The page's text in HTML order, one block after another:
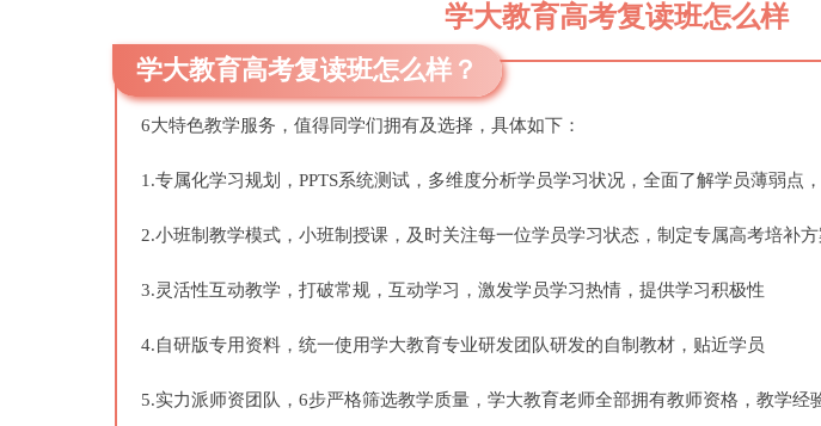
学大教育高考复读班怎么样
学大教育高考复读班怎么样？
6大特色教学服务，值得同学们拥有及选择，具体如下：
1.专属化学习规划，PPTS系统测试，多维度分析学员学习状况，全面了解学员薄弱点
2.小班制教学模式，小班制授课，及时关注每一位学员学习状态，制定专属高考培补方
3.灵活性互动教学，打破常规，互动学习，激发学员学习热情，提供学习积极性
4.自研版专用资料，统一使用学大教育专业研发团队研发的自制教材，贴近学员
5.实力派师资团队，6步严格筛选教学质量，学大教育老师全部拥有教师资格，教学经